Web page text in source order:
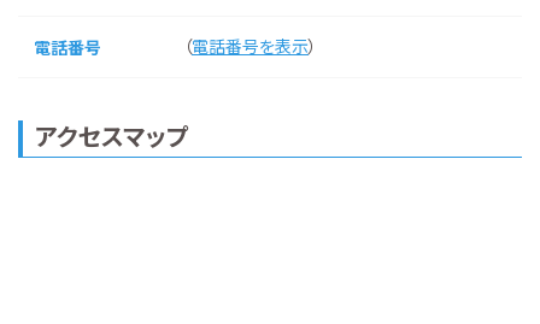
電話番号 （電話番号を表示）
アクセスマップ